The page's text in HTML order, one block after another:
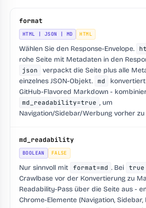
format
HTML | JSON | MD HTML
Wählen Sie den Response-Envelope.
rohe Seite mit Metadaten in den
json
verpackt die Seite plus alle
einzelnes JSON-Objekt. md
GitHub-Flavored Markdown -
md_readability=true , um
Navigation/Sidebar/Werbung vorher
md_readability
BOOLEAN FALSE
Nur sinnvoll mit format=md . Bei true
Crawlbase vor der Konvertierung zu
Readability-Pass über die Seite aus -
Chrome-Elemente (Navigation, Sidebar,